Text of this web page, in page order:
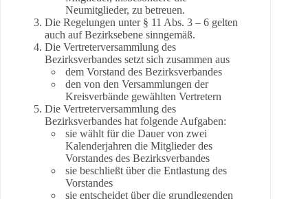
Neumitglieder, zu betreuen.
Die Regelungen unter § 11 Abs. 3 – 6 gelten
auch auf Bezirksebene sinngemäß.
Die Vertreterversammlung des
Bezirksverbandes setzt sich zusammen aus
dem Vorstand des Bezirksverbandes
den von den Versammlungen der
Kreisverbände gewählten Vertretern
Die Vertreterversammlung des
Bezirksverbandes hat folgende Aufgaben:
sie wählt für die Dauer von zwei
Kalenderjahren die Mitglieder des
Vorstandes des Bezirksverbandes
sie beschließt über die Entlastung des
Vorstandes
sie entscheidet über die grundlegenden